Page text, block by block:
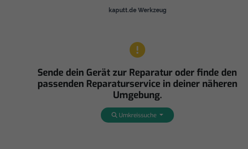
kaputt.de Werkzeug
Sende dein Gerät zur Reparatur oder finde den
passenden Reparaturservice in deiner näheren
Umgebung.
Umkreissuche